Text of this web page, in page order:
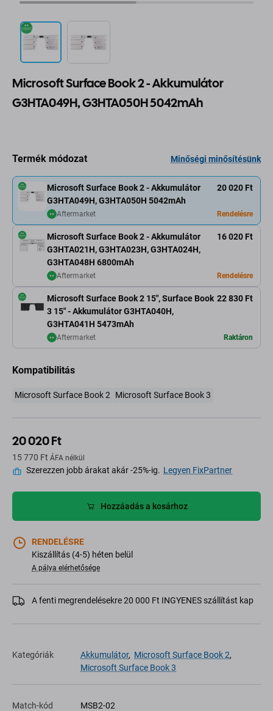
Microsoft Surface Book 2 - Akkumulátor
G3HTA049H, G3HTA050H 5042mAh
Termék módozat Minőségi minősítésünk
Microsoft Surface Book 2 - Akkumulátor
G3HTA021H, G3HTA023H, G3HTA024H,
G3HTA048H 6800mAh
16 020 Ft
Aftermarket Rendelésre
Microsoft Surface Book 2 - Akkumulátor
G3HTA049H, G3HTA050H 5042mAh
20 020 Ft
Aftermarket Rendelésre
Microsoft Surface Book 2 15", Surface Book
3 15" - Akkumulátor G3HTA040H,
G3HTA041H 5473mAh
22 830 Ft
Aftermarket Raktáron
Kompatibilitás
Microsoft Surface Book 2 Microsoft Surface Book 3
20 020 Ft
15 770 Ft ÁFA nélkül
Szerezzen jobb árakat akár -25%-ig. Legyen FixPartner
Hozzáadás a kosárhoz
RENDELÉSRE
Kiszállítás (4-5) héten belül
A pálya elérhetősége
A fenti megrendelésekre 20 000 Ft INGYENES szállítást kap
Kategóriák Akkumulátor, Microsoft Surface Book 2,
Microsoft Surface Book 3
Match-kód MSB2-02